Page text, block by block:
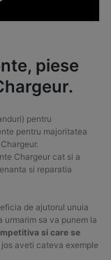
piese
pentru
pentru majoritatea
Chargeur cat si a
si reparatia
de ajutorul unuia
sa va punem la
si care se
jos aveti cateva exemple